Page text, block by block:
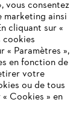
prenons plus
ne
vous consentez
ainsi
cliquant sur «
cookies
« Paramètres »,
en fonction de
votre
ou de tous
Cookies » en